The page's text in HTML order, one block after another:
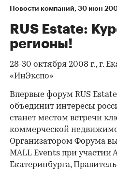
Новости компаний⁠, 30 июн
RUS Estate:
регионы!
28-30 октября 2008 г., г.
«ИнЭкспо»
Впервые форум RUS
объединит интересы
станет местом встречи
коммерческой
Организатором Форума
MALL Events при участии
Екатеринбурга,